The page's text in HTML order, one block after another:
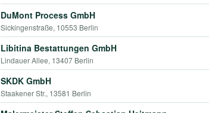
DuMont Process GmbH
Sickingenstraße, 10553 Berlin
Libitina Bestattungen GmbH
Lindauer Allee, 13407 Berlin
SKDK GmbH
Staakener Str., 13581 Berlin